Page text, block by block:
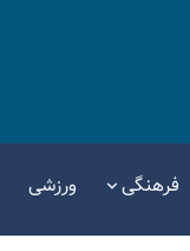
فرهنگی ورزشی